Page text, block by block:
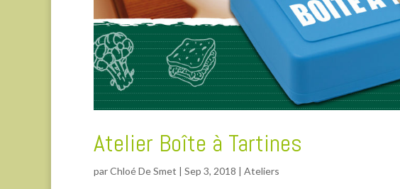
Atelier Boîte à Tartines
parChloé De Smet | Sep 3, 2018 | Ateliers